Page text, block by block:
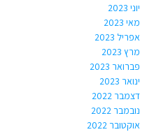
יוני 2023
מאי 2023
אפריל 2023
מרץ 2023
פברואר 2023
ינואר 2023
דצמבר 2022
נובמבר 2022
אוקטובר 2022